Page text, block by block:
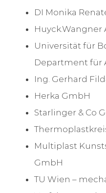
DI Monika
Huyck.Wangner
Universität für
Department für
Ing. Gerhard
Herka GmbH
Starlinger & Co
Multiplast
GmbH
TU Wien –